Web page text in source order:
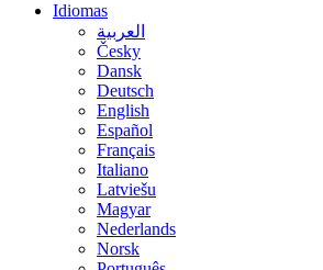
Idiomas
العربية
Česky
Dansk
Deutsch
English
Español
Français
Italiano
Latviešu
Magyar
Nederlands
Norsk